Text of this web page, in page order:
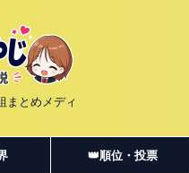
まとめメディ
👑順位・投票